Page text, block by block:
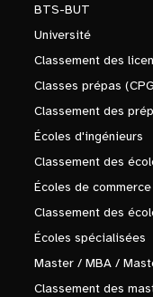
BTS-BUT
Université
Classement des
Classes prépas
Classement des
Écoles d'ingénieurs
Classement des
Écoles de commerce
Classement des
Écoles spécialisées
Master / MBA /
Classement des